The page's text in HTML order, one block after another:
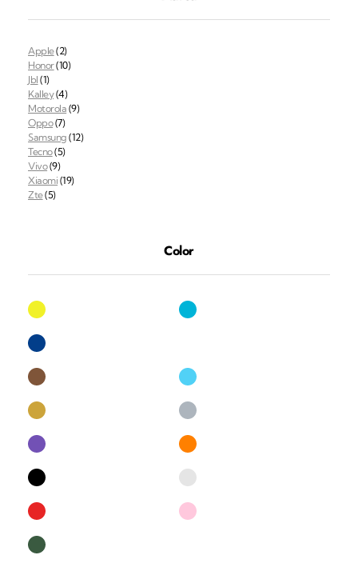
Apple(2)
Honor(10)
Jbl (1)
Kalley(4)
Motorola (9)
Oppo(7)
Samsung (12)
Tecno(5)
Vivo(9)
Xiaomi (19)
Zte(5)
Color